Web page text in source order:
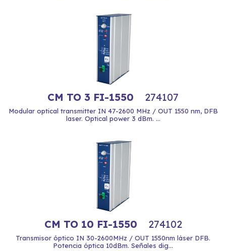
CM TO 3 FI-1550 274107
Modular optical transmitter IN 47-2600 MHz / OUT 1550 nm, DFB
laser. Optical power 3 dBm. ...
CM TO 10 FI-1550 274102
Transmisor óptico IN 30-2600MHz / OUT 1550nm láser DFB.
Potencia óptica 10dBm. Señales dig...